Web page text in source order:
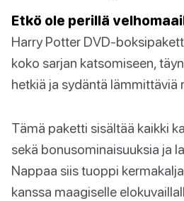
Etkö ole perillä
Harry Potter DVD-
koko sarjan katsomiseen,
hetkiä ja sydäntä lämmittäviä
Tämä paketti sisältää kaikki
sekä bonusominaisuuksia ja
Nappaa siis tuoppi
kanssa maagiselle